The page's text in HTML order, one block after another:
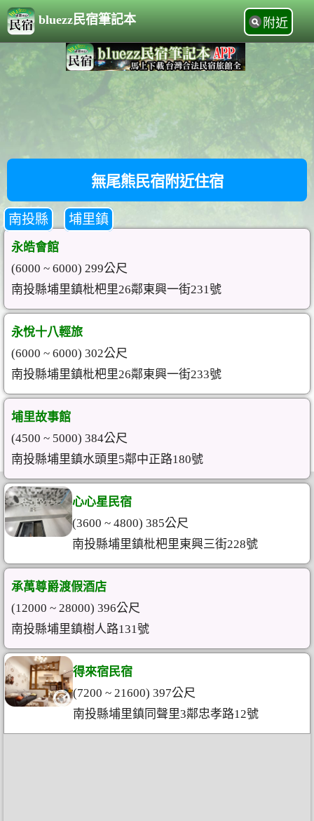
bluezz民宿筆記本 附近
無尾熊民宿附近住宿
南投縣 埔里鎮
永皓會館
(6000 ~ 6000) 299公尺
南投縣埔里鎮枇杷里26鄰東興一街231號
永悅十八輕旅
(6000 ~ 6000) 302公尺
南投縣埔里鎮枇杷里26鄰東興一街233號
埔里故事館
(4500 ~ 5000) 384公尺
南投縣埔里鎮水頭里5鄰中正路180號
心心星民宿
(3600 ~ 4800) 385公尺
南投縣埔里鎮枇杷里東興三街228號
承萬尊爵渡假酒店
(12000 ~ 28000) 396公尺
南投縣埔里鎮樹人路131號
得來宿民宿
(7200 ~ 21600) 397公尺
南投縣埔里鎮同聲里3鄰忠孝路12號